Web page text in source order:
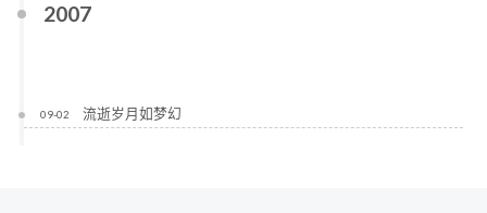
2007
09-02 流逝岁月如梦幻